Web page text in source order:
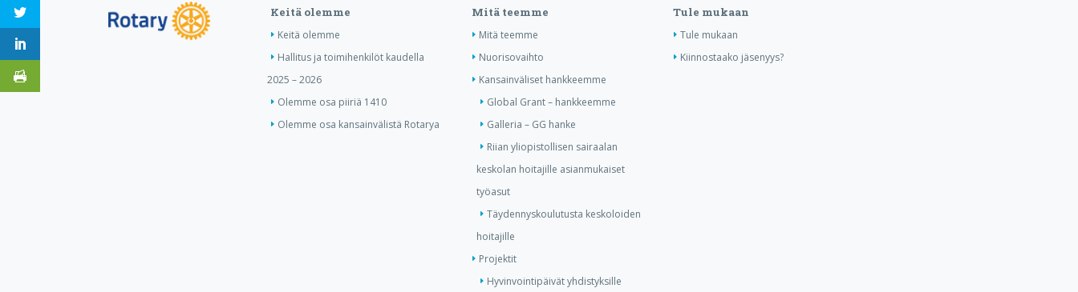
Keitä olemme
Keitä olemme
Hallitus ja toimihenkilöt kaudella
2025 – 2026
Olemme osa piiriä 1410
Olemme osa kansainvälistä Rotarya
Mitä teemme
Mitä teemme
Nuorisovaihto
Kansainväliset hankkeemme
Global Grant – hankkeemme
Galleria – GG hanke
Riian yliopistollisen sairaalan
keskolan hoitajille asianmukaiset
työasut
Täydennyskoulutusta keskoloiden
hoitajille
Projektit
Hyvinvointipäivät yhdistyksille
Tule mukaan
Tule mukaan
Kiinnostaako jäsenyys?